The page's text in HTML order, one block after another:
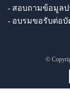
- สอบถามข้อมูลป
- อบรมขอรับต่อ
©